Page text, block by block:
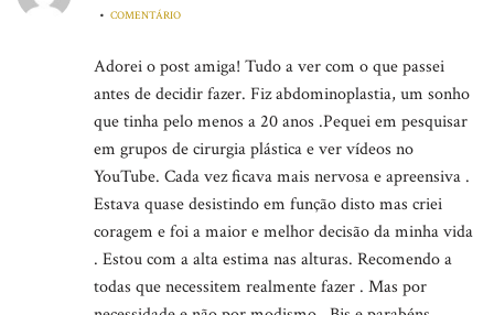
• COMENTÁRIO
Adorei o post amiga! Tudo a ver com o que passei
antes de decidir fazer. Fiz abdominoplastia, um sonho
que tinha pelo menos a 20 anos .Pequei em pesquisar
em grupos de cirurgia plástica e ver vídeos no
YouTube. Cada vez ficava mais nervosa e apreensiva .
Estava quase desistindo em função disto mas criei
coragem e foi a maior e melhor decisão da minha vida
. Estou com a alta estima nas alturas. Recomendo a
todas que necessitem realmente fazer . Mas por